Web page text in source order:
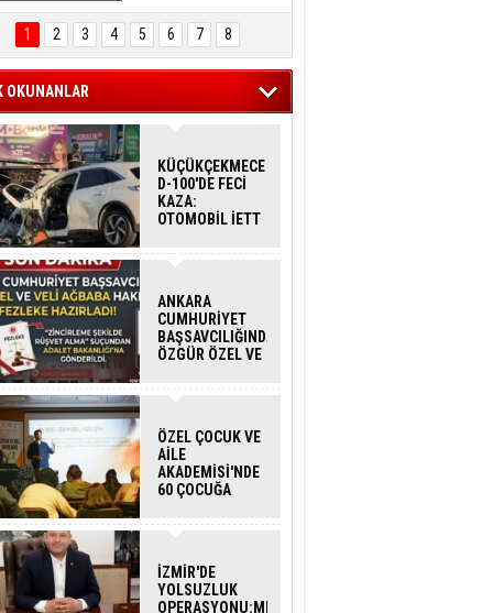
ENGELSİZ
FESTİVALİ
KONSERİ
MEST
1 2 3 4 5 6 7 8
OKUNANLAR
KÜÇÜKÇEKMECE
D-100'DE FECİ
KAZA:
OTOMOBİL İETT
ÇARPTI 3 KİŞİ
ANKARA
CUMHURİYET
BAŞSAVCILIĞINDAN
ÖZGÜR ÖZEL VE
HAKKINDA
ÖZEL ÇOCUK VE
AİLE
AKADEMİSİ'NDE
60 ÇOCUĞA
İZMİR'DE
YOLSUZLUK
OPERASYONU:MENDERES